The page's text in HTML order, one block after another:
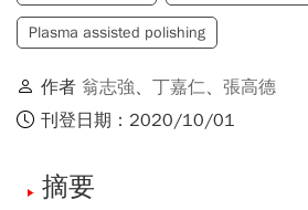
Plasma assisted polishing
作者 翁志強、 丁嘉仁、 張高德
刊登日期：2020/10/01
摘要